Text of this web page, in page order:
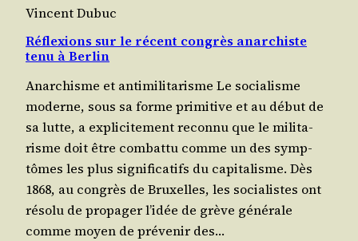
Vincent Dubuc
Réflexions sur le récent congrès anarchiste
tenu à Berlin
Anarchisme et antimilitarisme Le socia­lisme
moderne, sous sa forme pri­mi­tive et au début de
sa lutte, a expli­ci­te­ment recon­nu que le mili­ta­
risme doit être com­bat­tu comme un des symp­
tômes les plus signi­fi­ca­tifs du capi­ta­lisme. Dès
1868, au congrès de Bruxelles, les socia­listes ont
réso­lu de pro­pa­ger l’idée de grève géné­rale
comme moyen de pré­ve­nir des…